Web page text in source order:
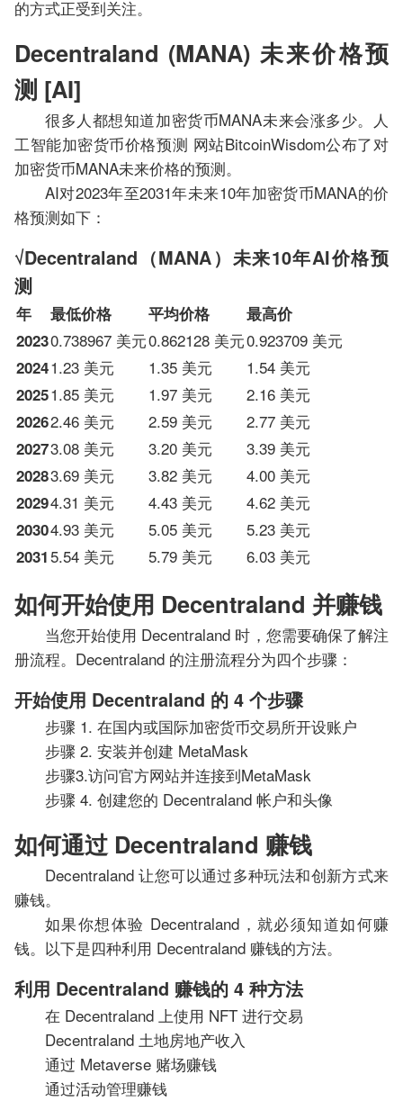
的方式正受到关注。
Decentraland (MANA) 未来价格预
测 [AI]
很多人都想知道加密货币MANA未来会涨多少。人
工智能加密货币价格预测 网站BitcoinWisdom公布了对
加密货币MANA未来价格的预测。
AI对2023年至2031年未来10年加密货币MANA的价
格预测如下：
√Decentraland（MANA）未来10年AI价格预
测
年 最低价格 平均价格
最高价
20230.738967 美元0.862128 美元0.923709 美元
20241.23 美元 1.35 美元 1.54 美元
20251.85 美元 1.97 美元 2.16 美元
20262.46 美元 2.59 美元 2.77 美元
20273.08 美元 3.20 美元 3.39 美元
20283.69 美元 3.82 美元 4.00 美元
20294.31 美元 4.43 美元 4.62 美元
20304.93 美元 5.05 美元 5.23 美元
20315.54 美元 5.79 美元 6.03 美元
如何开始使用 Decentraland 并赚钱
当您开始使用 Decentraland 时，您需要确保了解注
册流程。Decentraland 的注册流程分为四个步骤：
开始使用 Decentraland 的 4 个步骤
步骤 1. 在国内或国际加密货币交易所开设账户
步骤 2. 安装并创建 MetaMask
步骤3.访问官方网站并连接到MetaMask
步骤 4. 创建您的 Decentraland 帐户和头像
如何通过 Decentraland 赚钱
Decentraland 让您可以通过多种玩法和创新方式来
赚钱。
如果你想体验 Decentraland，就必须知道如何赚
钱。以下是四种利用 Decentraland 赚钱的方法。
利用 Decentraland 赚钱的 4 种方法
在 Decentraland 上使用 NFT 进行交易
Decentraland 土地房地产收入
通过 Metaverse 赌场赚钱
通过活动管理赚钱